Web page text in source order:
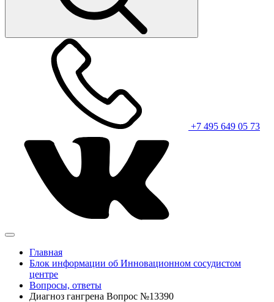
+7 495 649 05 73
Главная
Блок информации об Инновационном сосудистом
центре
Вопросы, ответы
Диагноз гангрена Вопрос №13390